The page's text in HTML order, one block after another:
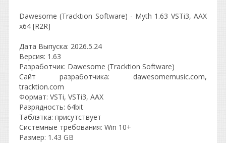
Dawesome (Tracktion Software) - Myth 1.63 VSTi3, AAX
x64 [R2R]
Дата Выпуска: 2026.5.24
Версия: 1.63
Разработчик: Dawesome (Tracktion Software)
Сайт разработчика: dawesomemusic.com,
tracktion.com
Формат: VSTi, VSTi3, AAX
Разрядность: 64bit
Таблэтка: присутствует
Системные требования: Win 10+
Размер: 1.43 GB